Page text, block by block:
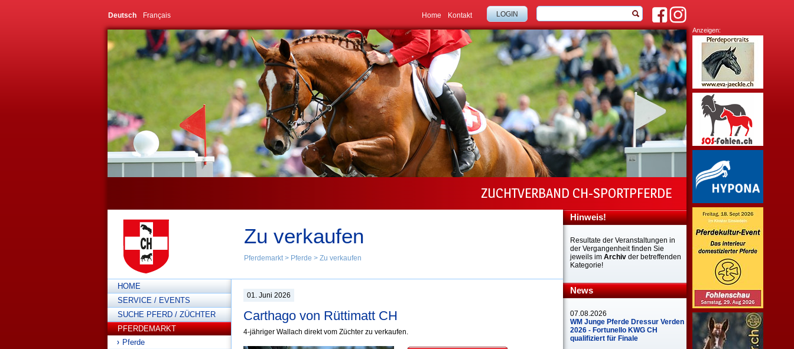
Deutsch Français LOGIN
Home Kontakt
ZUCHTVERBAND CH-SPORTPFERDE
Zu verkaufen
Pferdemarkt> Pferde > Zu verkaufen
HOME
SERVICE / EVENTS
SUCHE PFERD / ZÜCHTER
PFERDEMARKT
Pferde
01. Juni 2026
Carthago von Rüttimatt CH
4-jähriger Wallach direkt vom Züchter zu verkaufen.
Hinweis!
Resultate der Veranstaltungen in
der Vergangenheit finden Sie
jeweils im Archiv der betreffenden
Kategorie!
News
07.08.2026
WM Junge Pferde Dressur Verden
2026 - Fortunello KWG CH
qualifiziert für Finale
Anzeigen: